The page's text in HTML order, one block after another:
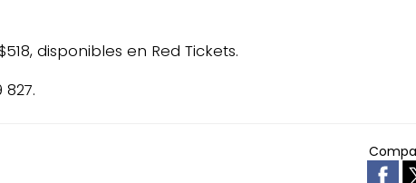
disponibles en Red Tickets.